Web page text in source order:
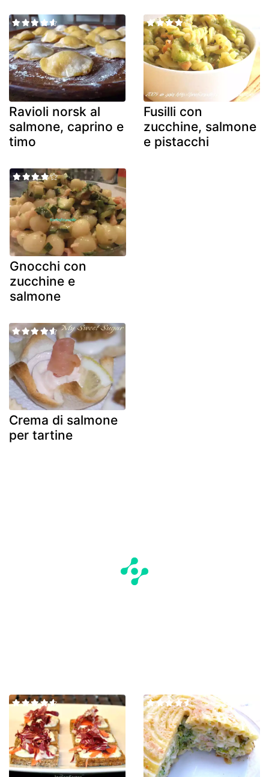
Ravioli norsk al
salmone, caprino e
timo
Fusilli con
zucchine, salmone
e pistacchi
Gnocchi con
zucchine e
salmone
Crema di salmone
per tartine